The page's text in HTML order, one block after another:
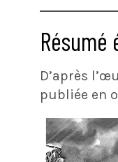
Résumé
D’après
publiée en